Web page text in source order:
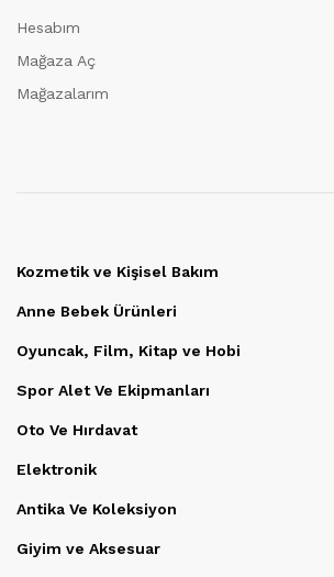
Hesabım
Mağaza Aç
Mağazalarım
Kozmetik ve Kişisel Bakım
Anne Bebek Ürünleri
Oyuncak, Film, Kitap ve Hobi
Spor Alet Ve Ekipmanları
Oto Ve Hırdavat
Elektronik
Antika Ve Koleksiyon
Giyim ve Aksesuar